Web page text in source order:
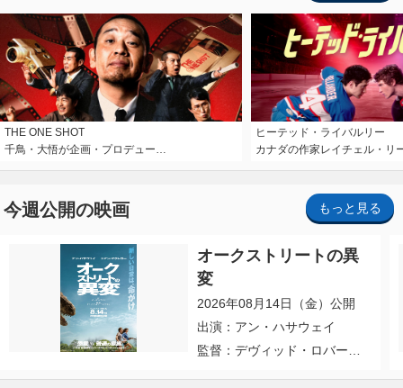
THE ONE SHOT
千鳥・大悟が企画・プロデュー…
ヒーテッド・ライバルリー
カナダの作家レイチェル・リ
今週公開の映画 もっと見る
オークストリートの異
変
2026年08月14日（金）公開
出演：アン・ハサウェイ
監督：デヴィッド・ロバー